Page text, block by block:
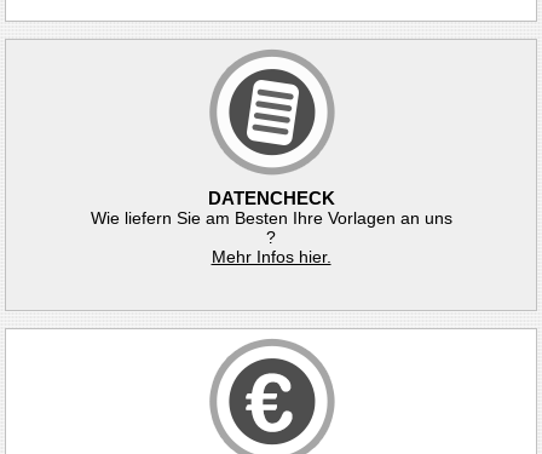
DATENCHECK
Wie liefern Sie am Besten Ihre Vorlagen an uns
?
Mehr Infos hier.